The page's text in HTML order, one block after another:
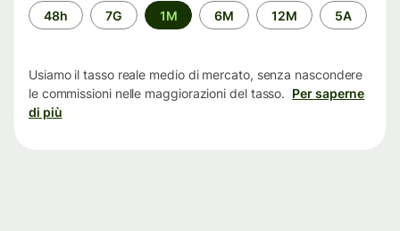
Periodo
di
48h 7G 1M 6M 12M 5A
Usiamo il tasso reale medio di mercato, senza nascondere
le commissioni nelle maggiorazioni del tasso. Per saperne
di più